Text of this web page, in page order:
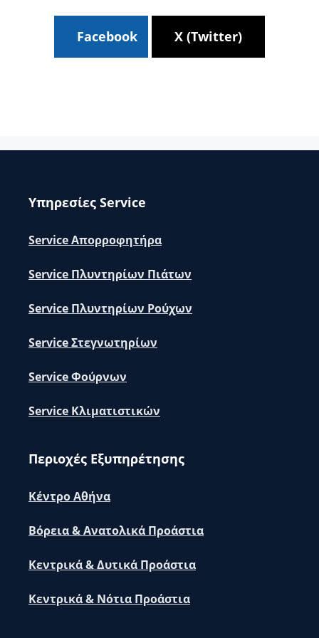
Facebook X (Twitter)
Υπηρεσίες Service
Service Απορροφητήρα
Service Πλυντηρίων Πιάτων
Service Πλυντηρίων Ρούχων
Service Στεγνωτηρίων
Service Φούρνων
Service Κλιματιστικών
Περιοχές Εξυπηρέτησης
Κέντρο Αθήνα
Βόρεια & Ανατολικά Προάστια
Κεντρικά & Δυτικά Προάστια
Κεντρικά & Νότια Προάστια